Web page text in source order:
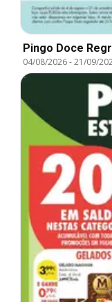
Pingo Doce
04/08/2026-21/09/